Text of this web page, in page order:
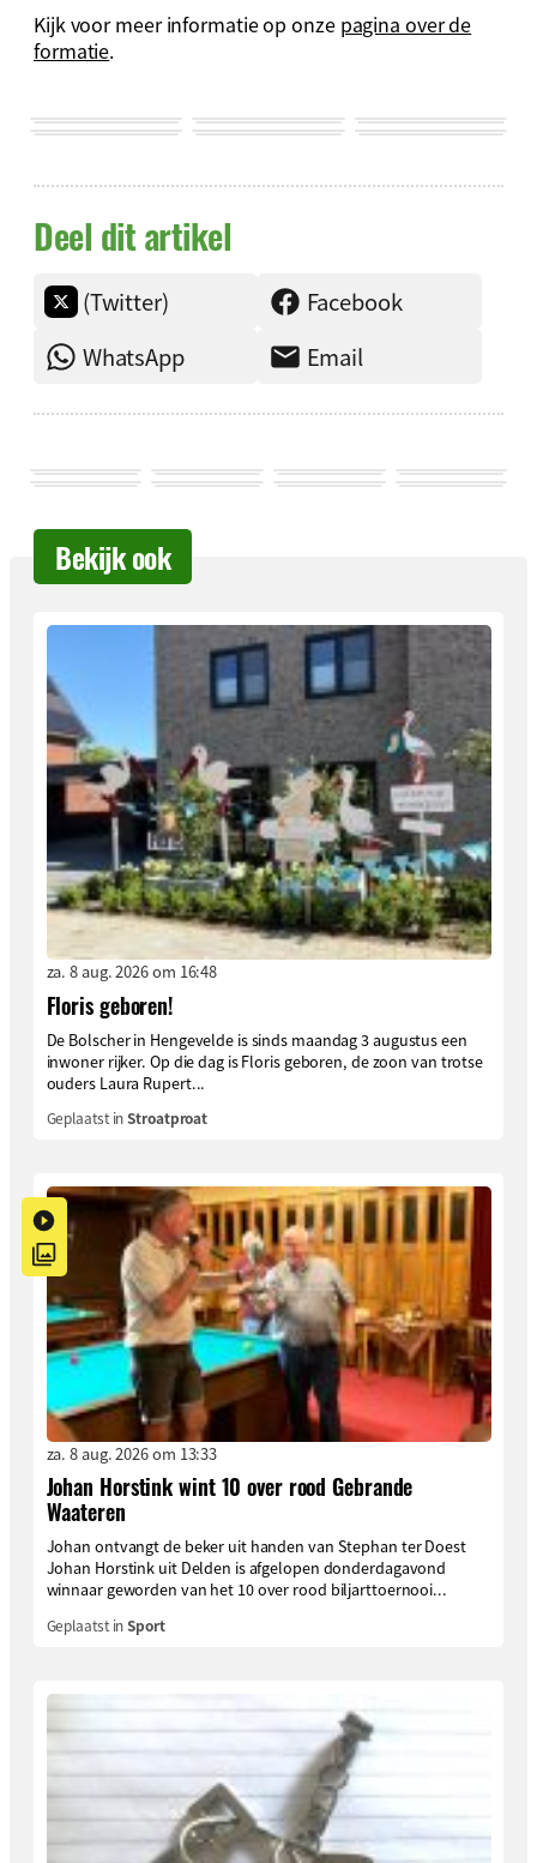
Kijk voor meer informatie op onze pagina over de
formatie.
Deel dit artikel
(Twitter)
Facebook
WhatsApp
Email
Bekijk ook
za. 8 aug. 2026 om 16:48
Floris geboren!
De Bolscher in Hengevelde is sinds maandag 3 augustus een
inwoner rijker. Op die dag is Floris geboren, de zoon van trotse
ouders Laura Rupert...
Geplaatst inStroatproat
za. 8 aug. 2026 om 13:33
Johan Horstink wint 10 over rood Gebrande
Waateren
Johan ontvangt de beker uit handen van Stephan ter Doest
Johan Horstink uit Delden is afgelopen donderdagavond
winnaar geworden van het 10 over rood biljarttoernooi...
Geplaatst inSport